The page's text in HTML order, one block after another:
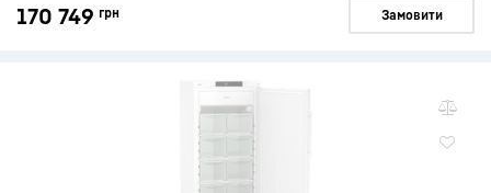
170 749 грн Замовити